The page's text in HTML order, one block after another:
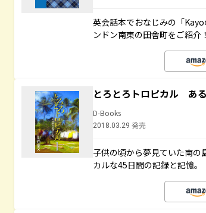
英会話本でおなじみの「
ンドン南東の田舎町をご紹介！
とろとろトロピカル あ
D-Books
2018.03.29 発売
子供の頃から夢見ていた南の
カルな45日間の記録と記憶。